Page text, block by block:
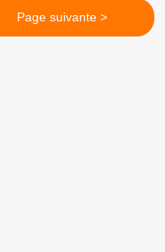
Page suivante >